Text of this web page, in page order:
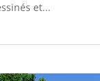
et...